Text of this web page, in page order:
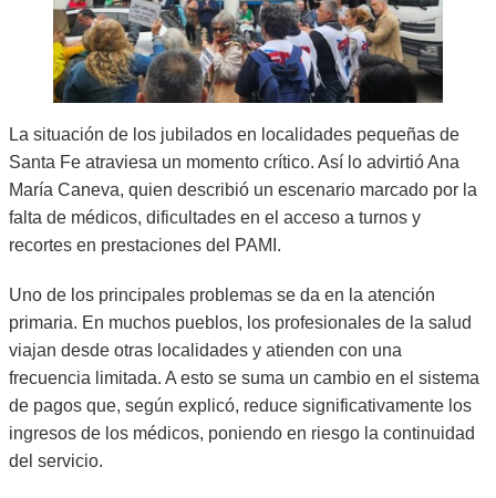
La situación de los jubilados en localidades pequeñas de
Santa Fe atraviesa un momento crítico. Así lo advirtió Ana
María Caneva, quien describió un escenario marcado por la
falta de médicos, dificultades en el acceso a turnos y
recortes en prestaciones del PAMI.
Uno de los principales problemas se da en la atención
primaria. En muchos pueblos, los profesionales de la salud
viajan desde otras localidades y atienden con una
frecuencia limitada. A esto se suma un cambio en el sistema
de pagos que, según explicó, reduce significativamente los
ingresos de los médicos, poniendo en riesgo la continuidad
del servicio.